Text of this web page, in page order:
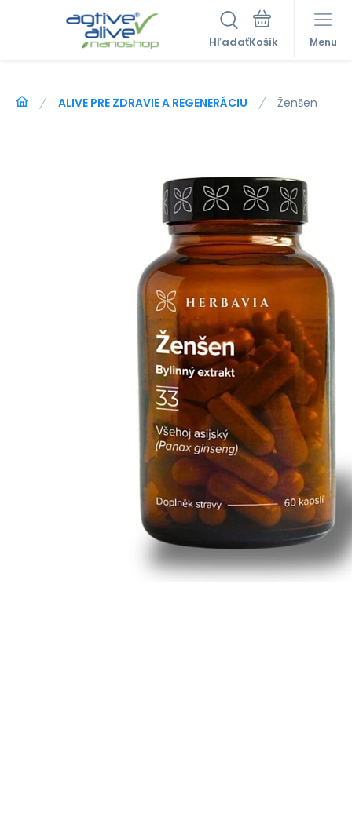
Hľadať Menu
ALIVE PRE ZDRAVIE A REGENERÁCIU Ženšen